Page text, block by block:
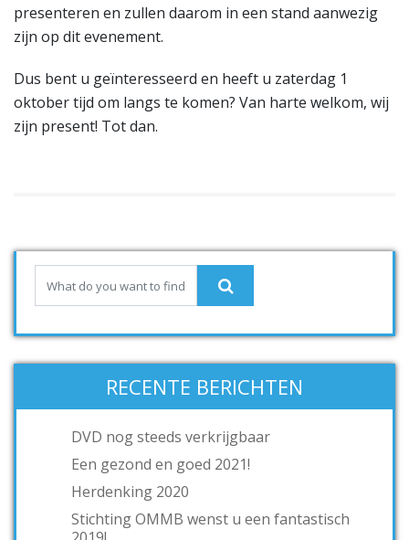
presenteren en zullen daarom in een stand aanwezig
zijn op dit evenement.
Dus bent u geïnteresseerd en heeft u zaterdag 1
oktober tijd om langs te komen? Van harte welkom, wij
zijn present! Tot dan.
RECENTE BERICHTEN
DVD nog steeds verkrijgbaar
Een gezond en goed 2021!
Herdenking 2020
Stichting OMMB wenst u een fantastisch